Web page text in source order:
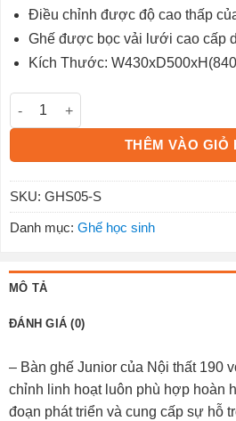
Điều chỉnh được độ cao thấp
Ghế được bọc vải lưới cao cấp
Kích Thước:
Ghế Học Sinh GHS05-S số lượng
THÊM VÀO GIỎ
SKU: GHS05-S
Danh mục: Ghế học sinh
MÔ TẢ
ĐÁNH GIÁ (0)
– Bàn ghế Junior của Nội thất 190
chỉnh linh hoạt luôn phù hợp hoàn
đoạn phát triển và cung cấp sự hỗ